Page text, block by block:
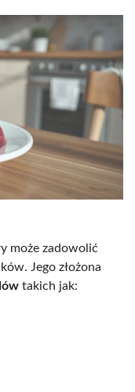
może zadowolić
Jego złożona
takich jak: